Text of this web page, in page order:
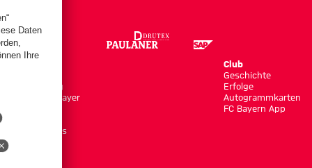
Bekleidung
Shop by Player
Accessoires
Club
Geschichte
Erfolge
Autogrammkarten
FC Bayern App